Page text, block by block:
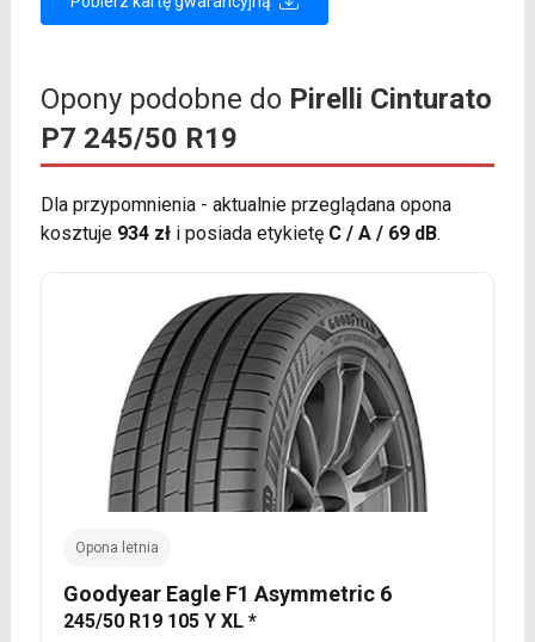
Opony podobne do Pirelli Cinturato
P7 245/50 R19
Dla przypomnienia - aktualnie przeglądana opona
kosztuje 934 złi posiada etykietę C / A / 69 dB.
Opona letnia
Goodyear Eagle F1 Asymmetric 6
245/50 R19 105 Y XL *